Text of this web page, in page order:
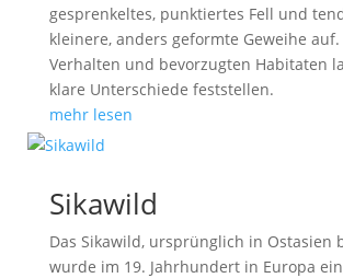
gesprenkeltes, punktiertes Fell und
kleinere, anders geformte Geweihe
Verhalten und bevorzugten Habitaten
klare Unterschiede feststellen.
mehr lesen
Sikawild
Das Sikawild, ursprünglich in Ostasien
wurde im 19. Jahrhundert in Europa